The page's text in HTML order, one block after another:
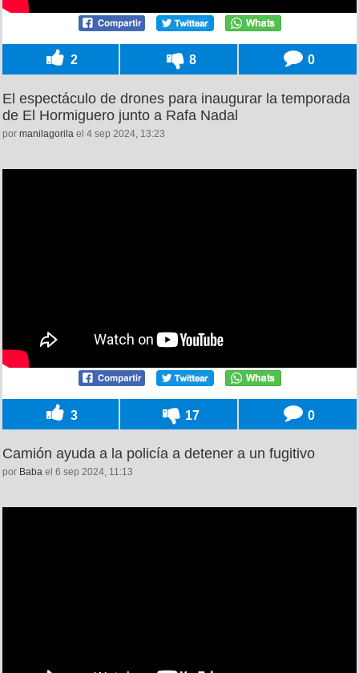
2 8 0
El espectáculo de drones para inaugurar la temporada
de El Hormiguero junto a Rafa Nadal
por manilagorila el 4 sep 2024, 13:23
3 17 0
Camión ayuda a la policía a detener a un fugitivo
por Baba el 6 sep 2024, 11:13